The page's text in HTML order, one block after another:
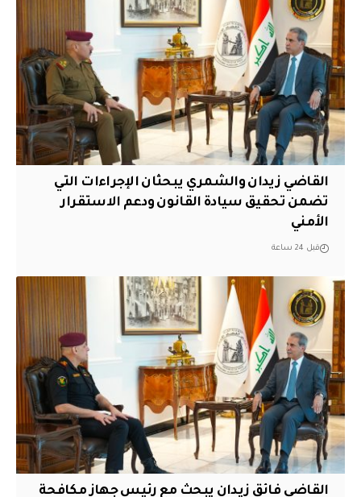
القاضي زيدان والشمري يبحثان الإجراءات التي
تضمن تحقيق سيادة القانون ودعم الاستقرار
الأمني
قبل 24 ساعة
القاضي فائق زيدان يبحث مع رئيس جهاز مكافحة